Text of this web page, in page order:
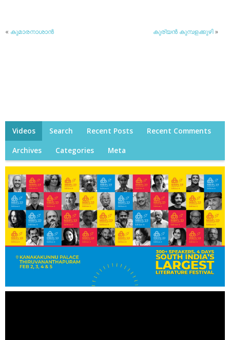
« കുമാരനാശാന്‍ കുര്യന്‍ കുമ്പളക്കുഴി»
Videos Search Recent Posts Recent Comments
Archives Categories Meta